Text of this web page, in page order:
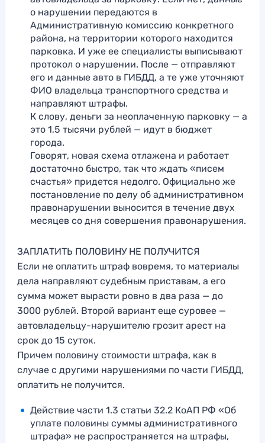
о нарушении передаются в
Административную комиссию конкретного
района, на территории которого находится
парковка. И уже ее специалисты выписывают
протокол о нарушении. После — отправляют
его и данные авто в ГИБДД, а те уже уточняют
ФИО владельца транспортного средства и
направляют штрафы.
К слову, деньги за неоплаченную парковку — а
это 1,5 тысячи рублей — идут в бюджет
города.
Говорят, новая схема отлажена и работает
достаточно быстро, так что ждать «писем
счастья» придется недолго. Официально же
постановление по делу об административном
правонарушении выносится в течение двух
месяцев со дня совершения правонарушения.
ЗАПЛАТИТЬ ПОЛОВИНУ НЕ ПОЛУЧИТСЯ
Если не оплатить штраф вовремя, то материалы
дела направляют судебным приставам, а его
сумма может вырасти ровно в два раза — до
3000 рублей. Второй вариант еще суровее —
автовладельцу-нарушителю грозит арест на
срок до 15 суток.
Причем половину стоимости штрафа, как в
случае с другими нарушениями по части ГИБДД,
оплатить не получится.
Действие части 1.3 статьи 32.2 КоАП РФ «Об
уплате половины суммы административного
штрафа» не распространяется на штрафы,